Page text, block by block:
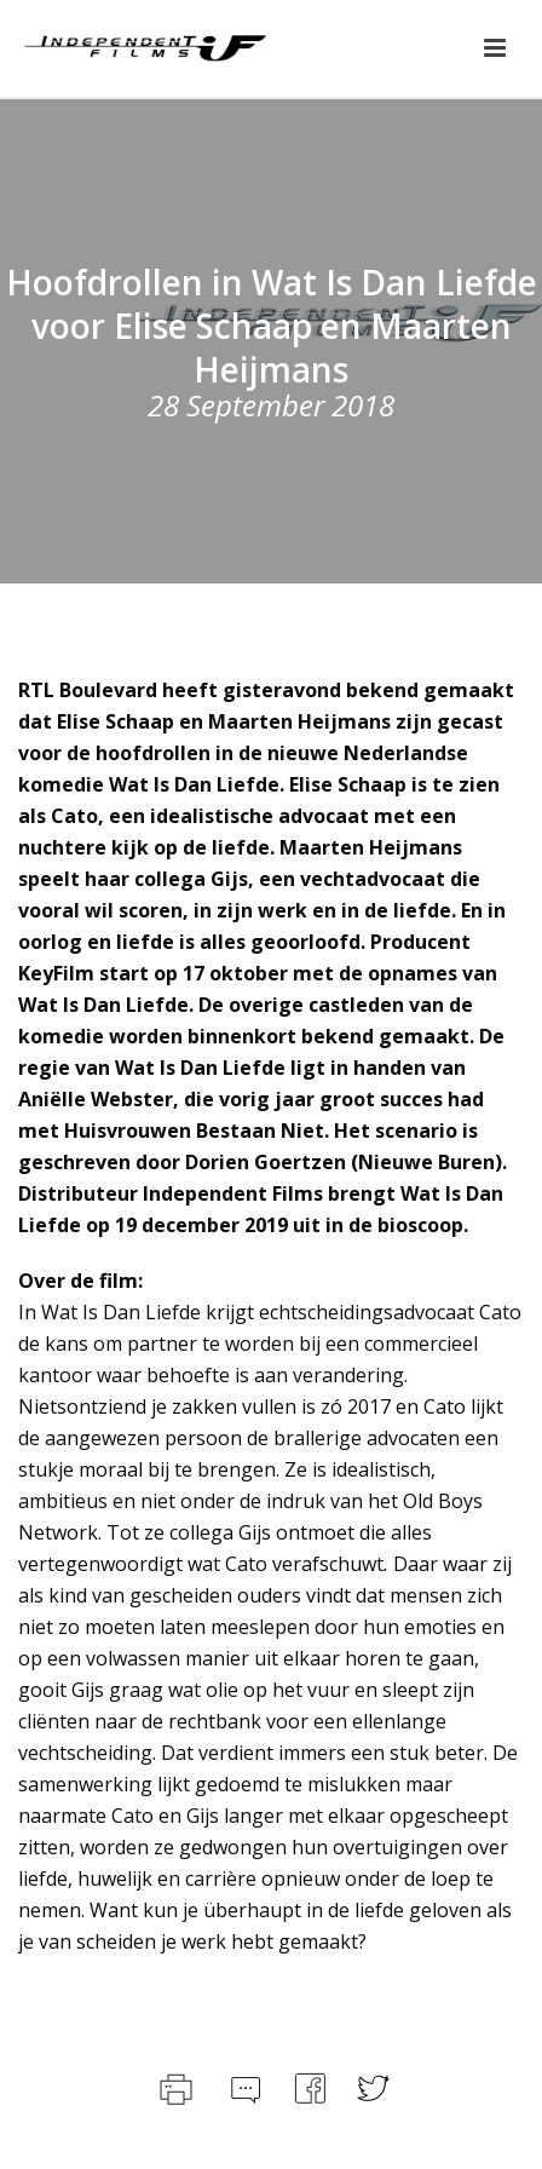
Hoofdrollen in Wat Is Dan Liefde
voor Elise Schaap en Maarten
Heijmans
28 September 2018
RTL Boulevard heeft gisteravond bekend gemaakt
dat Elise Schaap en Maarten Heijmans zijn gecast
voor de hoofdrollen in de nieuwe Nederlandse
komedie Wat Is Dan Liefde. Elise Schaap is te zien
als Cato, een idealistische advocaat met een
nuchtere kijk op de liefde. Maarten Heijmans
speelt haar collega Gijs, een vechtadvocaat die
vooral wil scoren, in zijn werk en in de liefde. En in
oorlog en liefde is alles geoorloofd. Producent
KeyFilm start op 17 oktober met de opnames van
Wat Is Dan Liefde. De overige castleden van de
komedie worden binnenkort bekend gemaakt. De
regie van Wat Is Dan Liefde ligt in handen van
Aniëlle Webster, die vorig jaar groot succes had
met Huisvrouwen Bestaan Niet. Het scenario is
geschreven door Dorien Goertzen (Nieuwe Buren).
Distributeur Independent Films brengt Wat Is Dan
Liefde op 19 december 2019 uit in de bioscoop.
Over de film:
In Wat Is Dan Liefde krijgt echtscheidingsadvocaat Cato
de kans om partner te worden bij een commercieel
kantoor waar behoefte is aan verandering.
Nietsontziend je zakken vullen is zó 2017 en Cato lijkt
de aangewezen persoon de brallerige advocaten een
stukje moraal bij te brengen. Ze is idealistisch,
ambitieus en niet onder de indruk van het Old Boys
Network. Tot ze collega Gijs ontmoet die alles
vertegenwoordigt wat Cato verafschuwt. Daar waar zij
als kind van gescheiden ouders vindt dat mensen zich
niet zo moeten laten meeslepen door hun emoties en
op een volwassen manier uit elkaar horen te gaan,
gooit Gijs graag wat olie op het vuur en sleept zijn
cliënten naar de rechtbank voor een ellenlange
vechtscheiding. Dat verdient immers een stuk beter. De
samenwerking lijkt gedoemd te mislukken maar
naarmate Cato en Gijs langer met elkaar opgescheept
zitten, worden ze gedwongen hun overtuigingen over
liefde, huwelijk en carrière opnieuw onder de loep te
nemen. Want kun je überhaupt in de liefde geloven als
je van scheiden je werk hebt gemaakt?